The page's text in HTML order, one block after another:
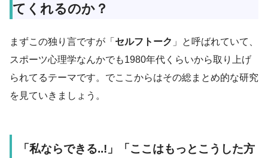
てくれるのか？
まずこの独り言ですが「 セルフトーク 」と呼ばれていて、
スポーツ心理学なんかでも1980年代くらいから取り上げ
られてるテーマです。でここからはその総まとめ的な研究
を見ていきましょう。
「私ならできる..!」「ここはもっとこうした方